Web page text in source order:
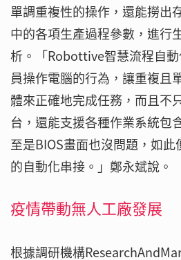
單調重複性的操作，還能撈出
中的各項生產過程參數，進行
析。「Robottive智慧流程自
員操作電腦的行為，讓重複且
體來正確地完成任務，而且不
台，還能支援各種作業系統包
至是BIOS畫面也沒問題，如
的自動化串接。」鄭永斌說。
疫情帶動無人工廠發展
根據調研機構